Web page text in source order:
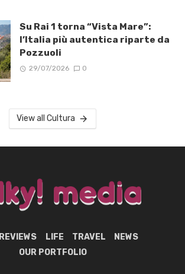
Su Rai 1 torna “Vista Mare”:
l’Italia più autentica riparte da
Pozzuoli
29/07/2026 0
View all Cultura
REVIEWS LIFE TRAVEL
NEWS
OUR PORTFOLIO